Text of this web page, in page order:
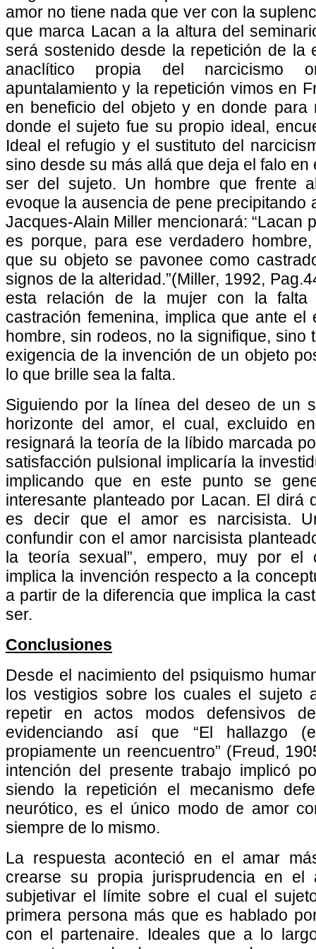
amor no tiene nada que ver con la
que marca Lacan a la altura del
será sostenido desde la repetición de la
anaclítico propia del narcicismo
apuntalamiento y la repetición vimos en
en beneficio del objeto y en donde para
donde el sujeto fue su propio ideal,
Ideal el refugio y el sustituto del
sino desde su más allá que deja el falo
ser del sujeto. Un hombre que frente
evoque la ausencia de pene precipitando
Jacques-Alain Miller mencionará: “Lacan
es porque, para ese verdadero
que su objeto se pavonee como
signos de la alteridad.”(Miller, 1992,
esta relación de la mujer con la
castración femenina, implica que ante el
hombre, sin rodeos, no la signifique, sino
exigencia de la invención de un objeto
lo que brille sea la falta.
Siguiendo por la línea del deseo de un
horizonte del amor, el cual, excluido
resignará la teoría de la líbido marcada
satisfacción pulsional implicaría la
implicando que en este punto se
interesante planteado por Lacan. El dirá
es decir que el amor es narcisista.
confundir con el amor narcisista
la teoría sexual”, empero, muy por el
implica la invención respecto a la
a partir de la diferencia que implica la
ser.
Conclusiones
Desde el nacimiento del psiquismo
los vestigios sobre los cuales el sujeto
repetir en actos modos defensivos
evidenciando así que “El hallazgo
propiamente un reencuentro” (Freud,
intención del presente trabajo implicó
siendo la repetición el mecanismo
neurótico, es el único modo de amor
siempre de lo mismo.
La respuesta aconteció en el amar
crearse su propia jurisprudencia en el
subjetivar el límite sobre el cual el
primera persona más que es hablado
con el partenaire. Ideales que a lo